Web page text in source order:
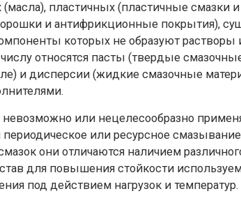
пластичных (пластичные смазки
и антифрикционные покрытия),
которых не образуют растворы
относятся пасты (твердые
и дисперсии (жидкие смазочные
невозможно или нецелесообразно
периодическое или ресурсное
они отличаются наличием
для повышения стойкости
под действием нагрузок и температур.